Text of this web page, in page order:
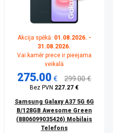
Akcija spēkā: 01.08.2026. -
31.08.2026.
Vai kamēr prece ir pieejama
veikalā
275.00 € 299.00 €
Bez PVN 227.27 €
Samsung Galaxy A37 5G 6G
B/128GB Awesome Green
(8806099035426) Mobilais
Telefons